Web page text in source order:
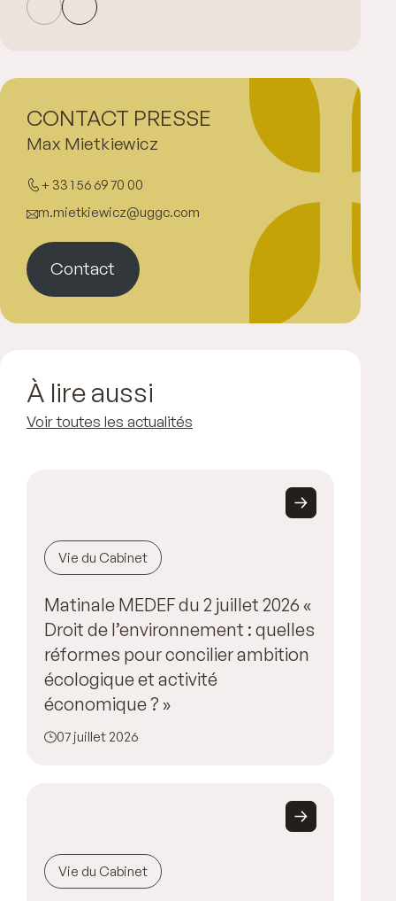
Max Mietkiewicz
+ 33 1 56 69 70 00
m.mietkiewicz@uggc.com
Contact
CONTACT PRESSE
À lire aussi
Voir toutes les actualités
Vie du Cabinet
Matinale MEDEF du 2 juillet 2026 «
Droit de l’environnement : quelles
réformes pour concilier ambition
écologique et activité
économique ? »
07 juillet 2026
Vie du Cabinet